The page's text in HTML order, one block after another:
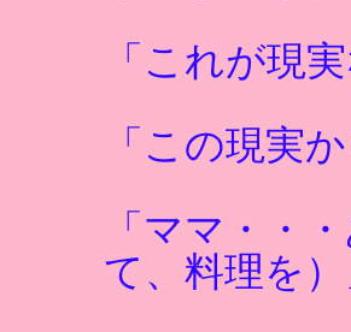
「これが現
「この現実
「ママ・・
て、料理を）